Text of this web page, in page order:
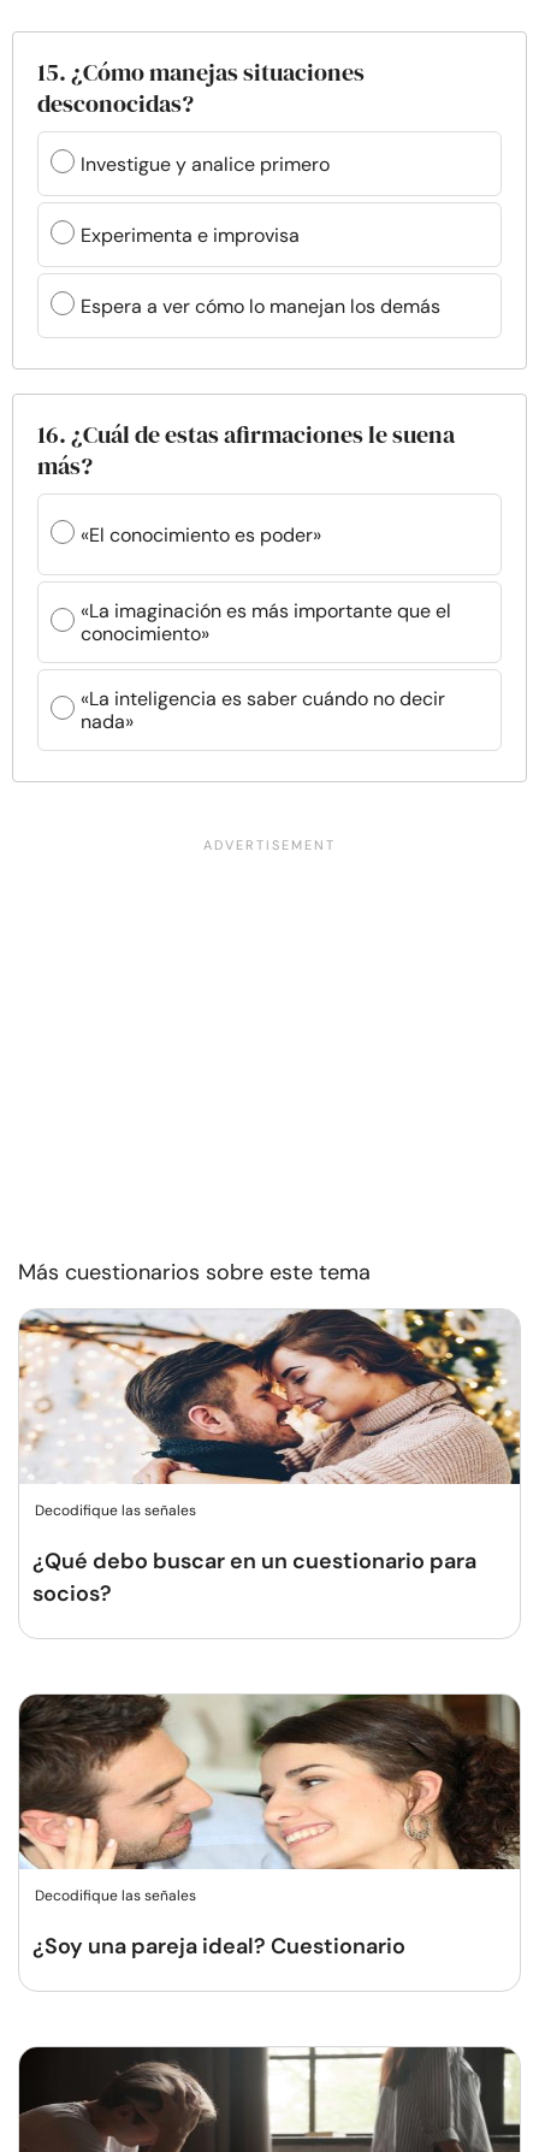
15. ¿Cómo manejas situaciones
desconocidas?
Investigue y analice primero
Experimenta e improvisa
Espera a ver cómo lo manejan los demás
16. ¿Cuál de estas afirmaciones le suena
más?
«El conocimiento es poder»
«La imaginación es más importante que el
conocimiento»
«La inteligencia es saber cuándo no decir
nada»
Más cuestionarios sobre este tema
Decodifique las señales
¿Qué debo buscar en un cuestionario para
socios?
Decodifique las señales
¿Soy una pareja ideal? Cuestionario